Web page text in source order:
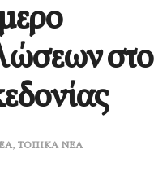
, ΤΟΠΙΚΑ ΝΕΑ